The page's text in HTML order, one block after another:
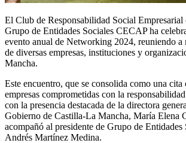
El Club de Responsabilidad Social
Grupo de Entidades Sociales CECAP ha
evento anual de Networking 2024, reuniendo a
de diversas empresas, instituciones y
Mancha.
Este encuentro, que se consolida como una cita
empresas comprometidas con la
con la presencia destacada de la directora
Gobierno de Castilla-La Mancha, María Elena
acompañó al presidente de Grupo de
Andrés Martínez Medina.